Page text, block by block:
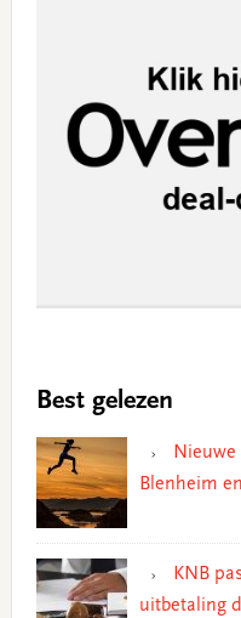
Best gelezen
Blenheim
KNB
uitbetaling